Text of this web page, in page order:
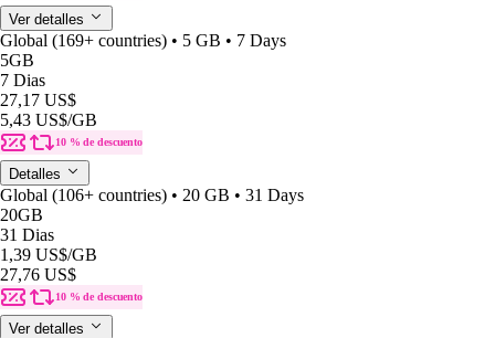
Ver detalles
Global (169+ countries) • 5 GB • 7 Days
5GB
7 Dias
27,17 US$
5,43 US$/GB
10 % de descuento
Detalles
Global (106+ countries) • 20 GB • 31 Days
20GB
31 Dias
1,39 US$/GB
27,76 US$
10 % de descuento
Ver detalles